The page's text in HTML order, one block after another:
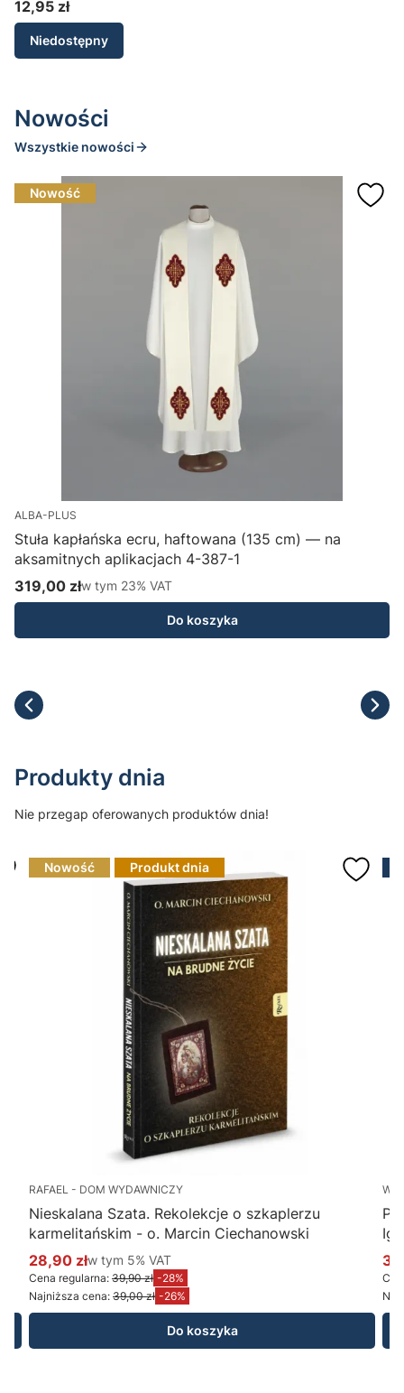
Cena
12,95 zł
Niedostępny
Nowości
Wszystkie nowości
Nowość
ALBA-PLUS
Stuła kapłańska ecru, haftowana (135 cm) — na
aksamitnych aplikacjach 4-387-1
Cena brutto
319,00 złw tym %s VAT
w tym 23% VAT
Do koszyka
Produkty dnia
Nie przegap oferowanych produktów dnia!
Nowość Produkt dnia
RAFAEL - DOM WYDAWNICZY
Nieskalana Szata. Rekolekcje o szkaplerzu
karmelitańskim - o. Marcin Ciechanowski
Cena promocyjna brutto
28,90 złw tym %s VAT
w tym 5% VAT
Cena regularna: 39,90 zł -28%
Najniższa cena: 39,00 zł -26%
Do koszyka